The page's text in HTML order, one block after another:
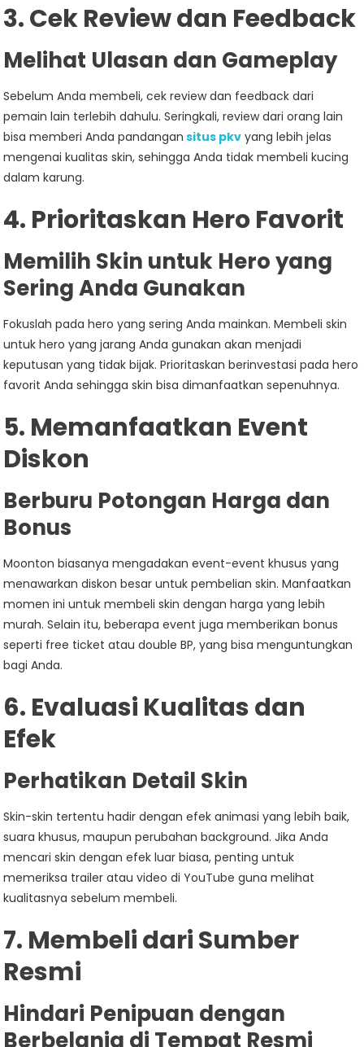
3. Cek Review dan Feedback
Melihat Ulasan dan Gameplay
Sebelum Anda membeli, cek review dan feedback dari
pemain lain terlebih dahulu. Seringkali, review dari orang lain
bisa memberi Anda pandangan situs pkv yang lebih jelas
mengenai kualitas skin, sehingga Anda tidak membeli kucing
dalam karung.
4. Prioritaskan Hero Favorit
Memilih Skin untuk Hero yang
Sering Anda Gunakan
Fokuslah pada hero yang sering Anda mainkan. Membeli skin
untuk hero yang jarang Anda gunakan akan menjadi
keputusan yang tidak bijak. Prioritaskan berinvestasi pada hero
favorit Anda sehingga skin bisa dimanfaatkan sepenuhnya.
5. Memanfaatkan Event
Diskon
Berburu Potongan Harga dan
Bonus
Moonton biasanya mengadakan event-event khusus yang
menawarkan diskon besar untuk pembelian skin. Manfaatkan
momen ini untuk membeli skin dengan harga yang lebih
murah. Selain itu, beberapa event juga memberikan bonus
seperti free ticket atau double BP, yang bisa menguntungkan
bagi Anda.
6. Evaluasi Kualitas dan
Efek
Perhatikan Detail Skin
Skin-skin tertentu hadir dengan efek animasi yang lebih baik,
suara khusus, maupun perubahan background. Jika Anda
mencari skin dengan efek luar biasa, penting untuk
memeriksa trailer atau video di YouTube guna melihat
kualitasnya sebelum membeli.
7. Membeli dari Sumber
Resmi
Hindari Penipuan dengan
Berbelanja di Tempat Resmi